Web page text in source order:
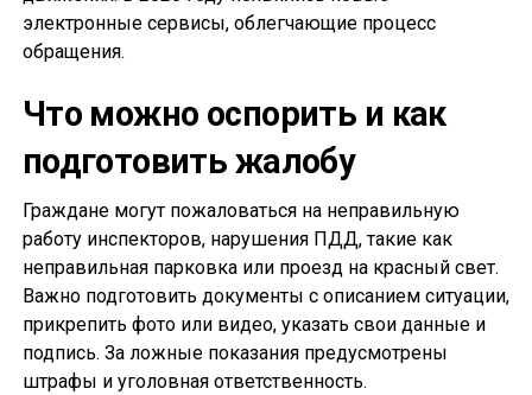
электронные сервисы, облегчающие процесс
обращения.
Что можно оспорить и как
подготовить жалобу
Граждане могут пожаловаться на неправильную
работу инспекторов, нарушения ПДД, такие как
неправильная парковка или проезд на красный свет.
Важно подготовить документы с описанием ситуации,
прикрепить фото или видео, указать свои данные и
подпись. За ложные показания предусмотрены
штрафы и уголовная ответственность.